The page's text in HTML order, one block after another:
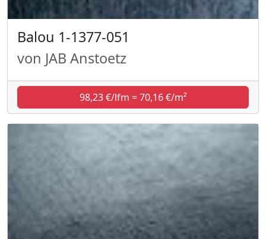
Balou 1-1377-051
von JAB Anstoetz
98,23 €/lfm = 70,16 €/m²